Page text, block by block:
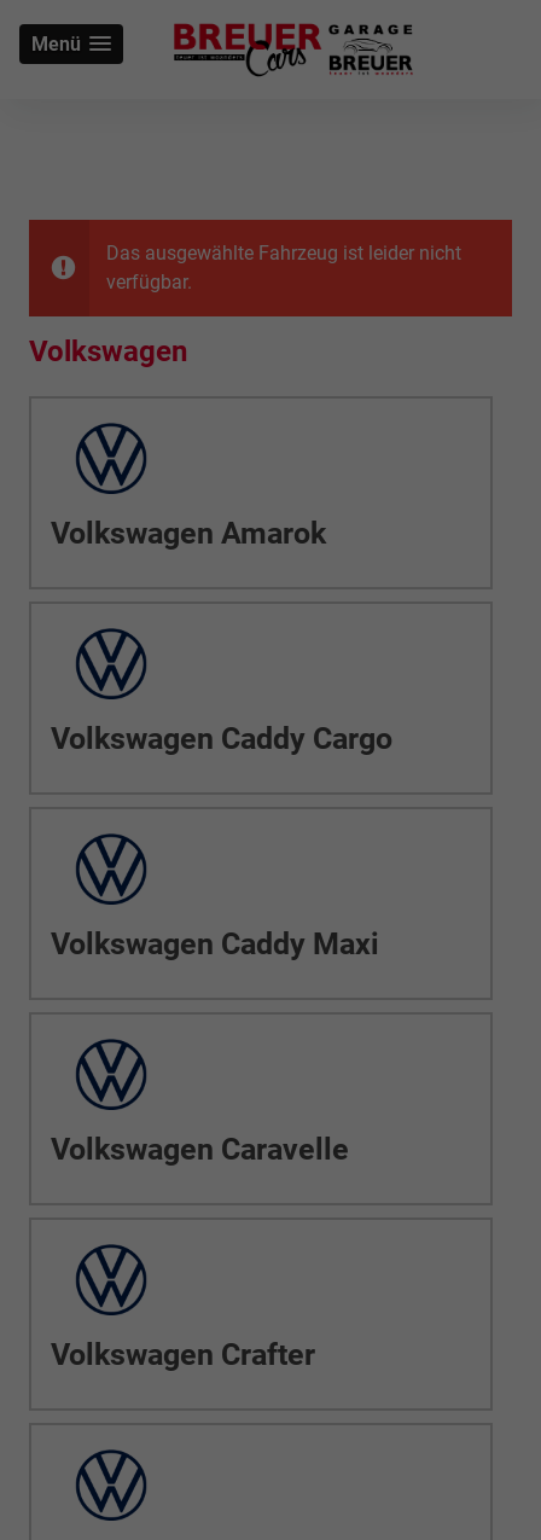
Menü
Das ausgewählte Fahrzeug ist leider nicht
verfügbar.
Volkswagen
Volkswagen Amarok
Volkswagen Caddy Cargo
Volkswagen Caddy Maxi
Volkswagen Caravelle
Volkswagen Crafter